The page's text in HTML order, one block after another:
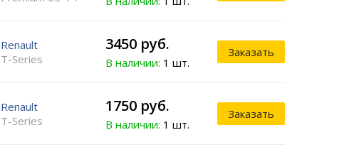
Renault
T-Series
3450 руб.
В наличии: 1 шт.
Заказать
Renault
T-Series
1750 руб.
В наличии: 1 шт.
Заказать